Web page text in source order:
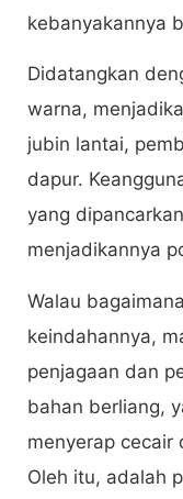
kebanyakannya
Didatangkan
warna,
jubin lantai,
dapur.
yang
menjadikannya
Walau
keindahannya,
penjagaan dan
bahan berliang,
menyerap cecair
Oleh itu, adalah